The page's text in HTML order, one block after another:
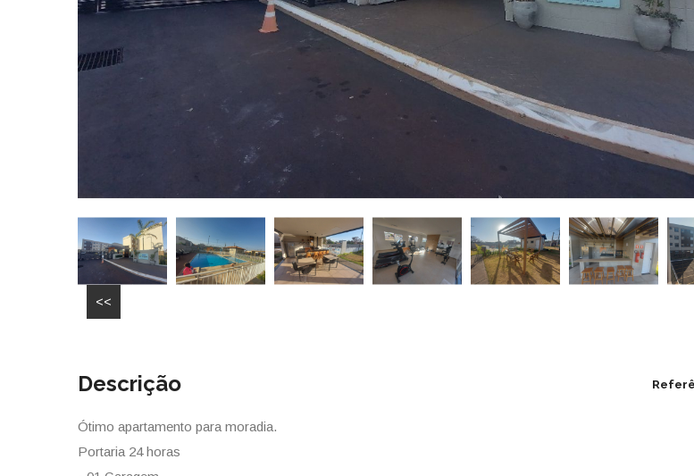
<<
Descrição
Ótimo apartamento para moradia.
Portaria 24 horas